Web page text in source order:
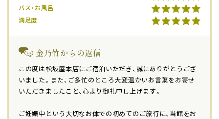
バス・お風呂
満足度
金乃竹からの返信
この度は松坂屋本店にご宿泊いただき、誠にありがとうござ
いました。また、ご多忙のところ大変温かいお言葉をお寄せ
いただきましたこと、心より御礼申し上げます。
ご妊娠中という大切なお体での初めてのご旅行に、当館をお